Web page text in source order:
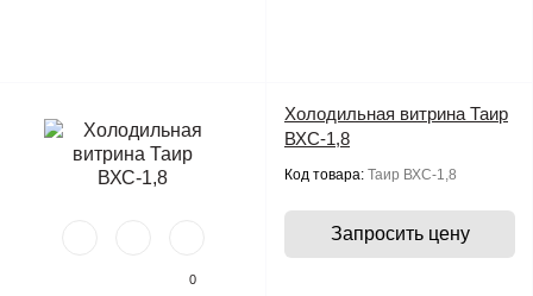
0
Холодильная витрина Таир
ВХС-1,8
Код товара: Таир ВХС-1,8
Запросить цену